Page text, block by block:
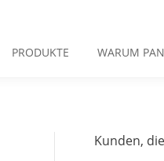
PRODUKTE WARUM
Kunden,